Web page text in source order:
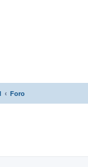
Foro